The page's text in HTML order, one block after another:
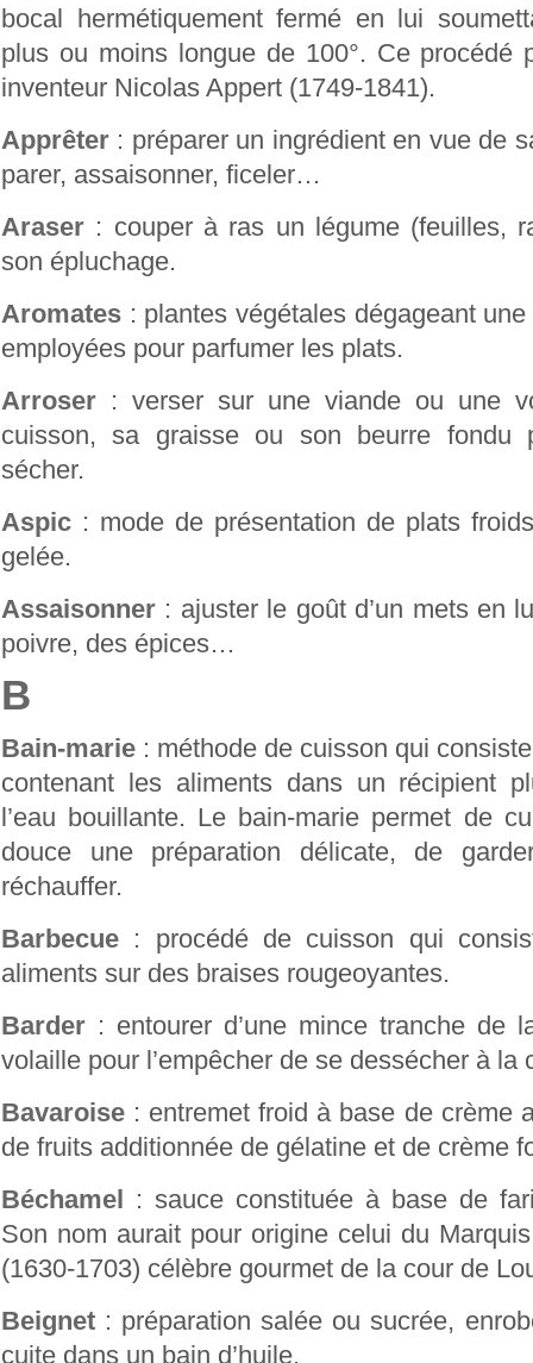
bocal hermétiquement fermé en lui
plus ou moins longue de 100°. Ce procédé
inventeur Nicolas Appert (1749-1841).
Apprêter : préparer un ingrédient en vue de
parer, assaisonner, ficeler…
Araser : couper à ras un légume (feuilles,
son épluchage.
Aromates : plantes végétales dégageant
employées pour parfumer les plats.
Arroser : verser sur une viande ou une
cuisson, sa graisse ou son beurre fondu
sécher.
Aspic : mode de présentation de plats
gelée.
Assaisonner : ajuster le goût d’un mets en
poivre, des épices…
B
Bain-marie : méthode de cuisson qui
contenant les aliments dans un récipient
l’eau bouillante. Le bain-marie permet de
douce une préparation délicate, de
réchauffer.
Barbecue : procédé de cuisson qui
aliments sur des braises rougeoyantes.
Barder : entourer d’une mince tranche de
volaille pour l’empêcher de se dessécher à la
Bavaroise : entremet froid à base de crème
de fruits additionnée de gélatine et de crème
Béchamel : sauce constituée à base de
Son nom aurait pour origine celui du
(1630-1703) célèbre gourmet de la cour de
Beignet : préparation salée ou sucrée,
cuite dans un bain d’huile.